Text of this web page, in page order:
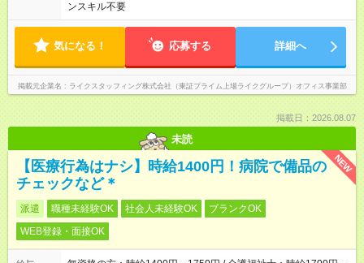
ンスキル不要
気になる！ 応募する 詳細へ
掲載元企業名 ライクスタッフィング株式会社（東証プライム上場ライクグループ）オフィス事業部
掲載日：2026.08.07
未読
NEW
【医療行為はナシ】時給1400円！病院で備品の
チェックなど＊
派遣 職種未経験OK 社会人未経験OK
ブランクOK
WEB登録・面接OK